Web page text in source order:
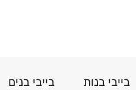
בייבי בנות בייבי בנים